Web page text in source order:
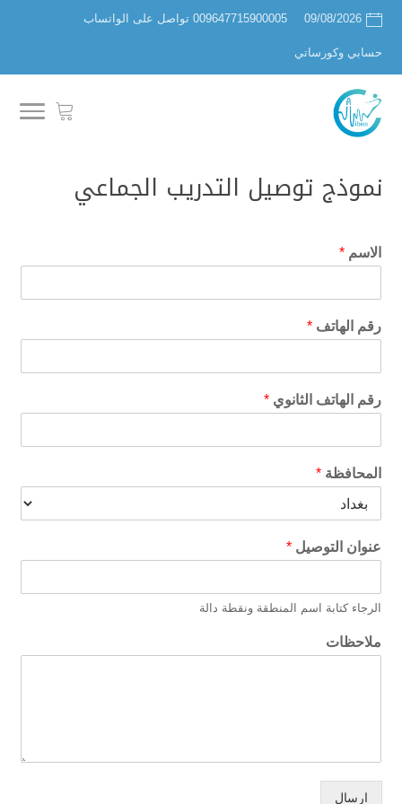
09/08/2026 009647715900005 تواصل على الواتساب
حسابي وكورساتي
نموذج توصيل التدريب الجماعي
الاسم *
رقم الهاتف *
رقم الهاتف الثانوي *
المحافظة *
عنوان التوصيل *
الرجاء كتابة اسم المنطقة ونقطة دالة
ملاحظات
ارسال